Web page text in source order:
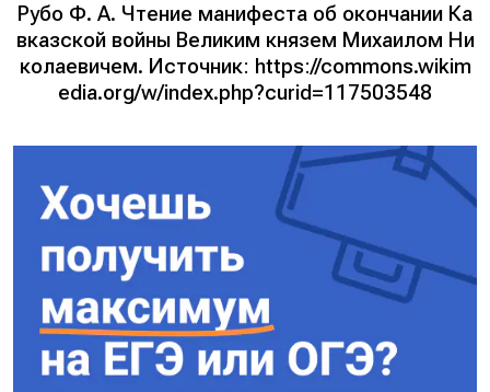
Рубо Ф. А. Чтение манифеста об окончании Ка
вказской войны Великим князем Михаилом Ни
колаевичем. Источник: https://commons.wikim
edia.org/w/index.php?curid=117503548